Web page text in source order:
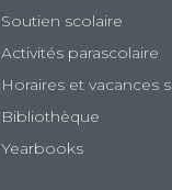
Soutien scolaire
Activités parascolaire
Horaires et vacances
Bibliothèque
Yearbooks